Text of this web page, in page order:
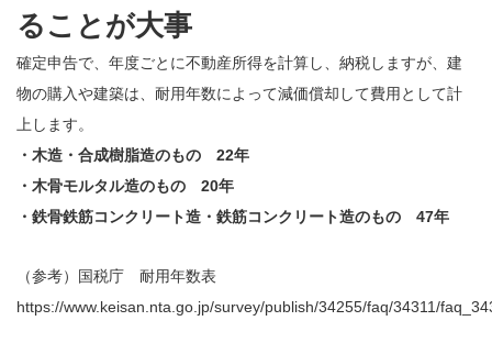
ることが大事
確定申告で、年度ごとに不動産所得を計算し、納税しますが、建
物の購入や建築は、耐用年数によって減価償却して費用として計
上します。
・木造・合成樹脂造のもの 22年
・木骨モルタル造のもの 20年
・鉄骨鉄筋コンクリート造・鉄筋コンクリート造のもの 47年
（参考）国税庁 耐用年数表
https://www.keisan.nta.go.jp/survey/publish/34255/faq/34311/